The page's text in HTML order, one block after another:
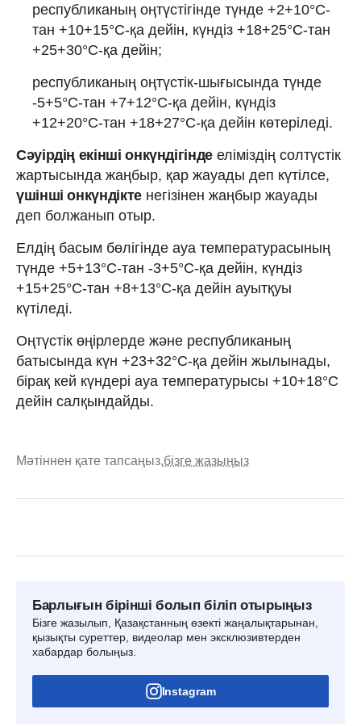
республиканың оңтүстігінде түнде +2+10°С-
тан +10+15°С-қа дейін, күндіз +18+25°С-тан
+25+30°С-қа дейін;
республиканың оңтүстік-шығысында түнде
-5+5°С-тан +7+12°С-қа дейін, күндіз
+12+20°С-тан +18+27°С-қа дейін көтеріледі.
Сәуірдің екінші онкүндігіндееліміздің солтүстік
жартысында жаңбыр, қар жауады деп күтілсе,
үшінші онкүндікте негізінен жаңбыр жауады
деп болжанып отыр.
Елдің басым бөлігінде ауа температурасының
түнде +5+13°С-тан -3+5°С-қа дейін, күндіз
+15+25°С-тан +8+13°С-қа дейін ауытқуы
күтіледі.
Оңтүстік өңірлерде және республиканың
батысында күн +23+32°С-қа дейін жылынады,
бірақ кей күндері ауа температурысы +10+18°С
дейін салқындайды.
Мәтіннен қате тапсаңыз,бізге жазыңыз
Барлығын бірінші болып біліп отырыңыз
Бізге жазылып, Қазақстанның өзекті жаңалықтарынан,
қызықты суреттер, видеолар мен эксклюзивтерден
хабардар болыңыз.
Instagram